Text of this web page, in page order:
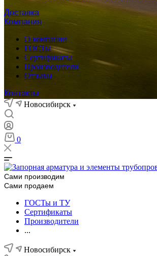
Доставка
Компания
О компании
ГОСТы
Сертификаты
Производители
Отзывы
Контакты
Новосибирск
0
Сами производим
Сами продаем
ГОСТы и ТУ
Сертификаты
Производители
...
Новосибирск